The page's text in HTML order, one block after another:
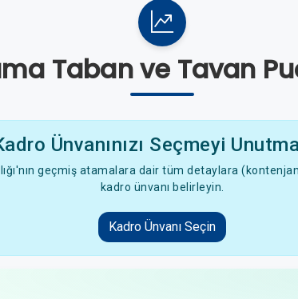
Taban ve Tavan
Ünvanınızı Seçmeyi
geçmiş atamalara dair tüm detaylara
kadro ünvanı belirleyin.
Kadro Ünvanı Seçin